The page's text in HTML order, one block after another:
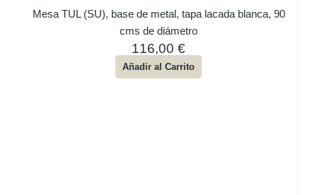
Mesa TUL (SU), base de metal, tapa lacada blanca, 90
cms de diámetro
116,00 €
Añadir al Carrito